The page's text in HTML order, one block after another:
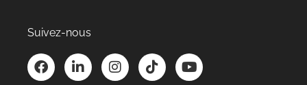
Suivez-nous
F
a
L
i
I
n
T
i
Y
o